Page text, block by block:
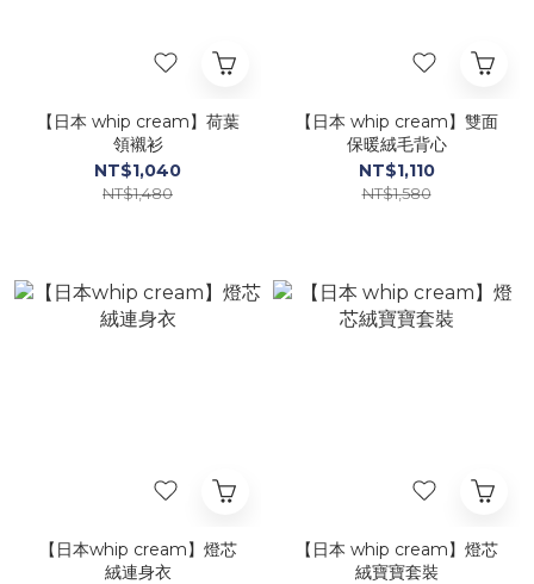
【日本 whip cream】荷葉
領襯衫
NT$1,040
NT$1,480
【日本 whip cream】雙面
保暖絨毛背心
NT$1,110
NT$1,580
【日本whip cream】燈芯
絨連身衣
【日本 whip cream】燈芯
絨寶寶套裝